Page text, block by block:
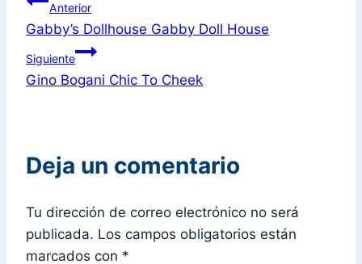
Anterior
Gabby’s Dollhouse Gabby Doll House
Siguiente
Gino Bogani Chic To Cheek
Deja un comentario
Tu dirección de correo electrónico no será
publicada. Los campos obligatorios están
marcados con *